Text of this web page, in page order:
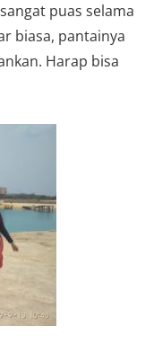
puas selama
biasa, pantainya
Harap bisa